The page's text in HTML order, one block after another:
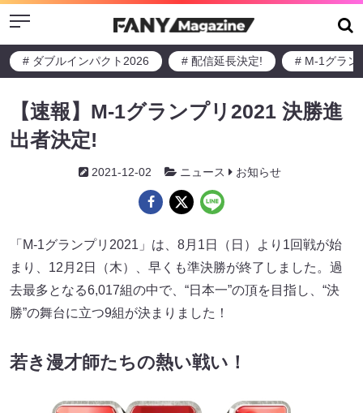
Menu
# ダブルインパクト2026 # 配信延長決定! # M-1グラン
【速報】M-1グランプリ2021 決勝進
出者決定!
2021-12-02 ニュース お知らせ
「M-1グランプリ2021」は、8月1日（日）より1回戦が始
まり、12月2日（木）、早くも準決勝が終了しました。過
去最多となる6,017組の中で、“日本一”の頂を目指し、“決
勝”の舞台に立つ9組が決まりました！
若き漫才師たちの熱い戦い！